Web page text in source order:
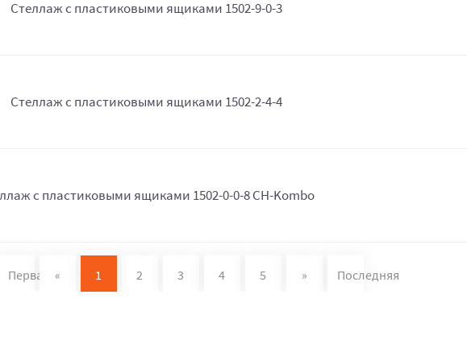
Стеллаж с пластиковыми ящиками 1502-9-0-3
Стеллаж с пластиковыми ящиками 1502-2-4-4
с пластиковыми ящиками 1502-0-0-8 CH-Kombo
Первая « 1 2 3 4 5 » Последняя